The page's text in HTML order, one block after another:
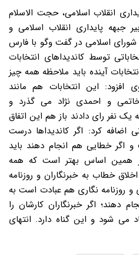
انقلاب اسلامی، حجت الاسلام
جبهه پایداری انقلاب اسلامی و
اسلامی در گفت وگو با فارس
توسط کاندیداهای انتخابات
آینده باید ملاحظه همه چیز
افزود: این انتخابات هم مانند
و احمدی نژاد می گذرد و
نفر رای دادند باز هم این اتفاق
اضافه کرد: اگر کاندیداها درست
اگر خطایی هم انجام دهند باید
همین اساس بهتر است که همه
خطاب به خبرنگاران و روزنامه
و روزنامه نگاری هم عبادت است به
دهند؛ اگر خبرنگاران کارشان را
شود و این گناه دارد. انتهای